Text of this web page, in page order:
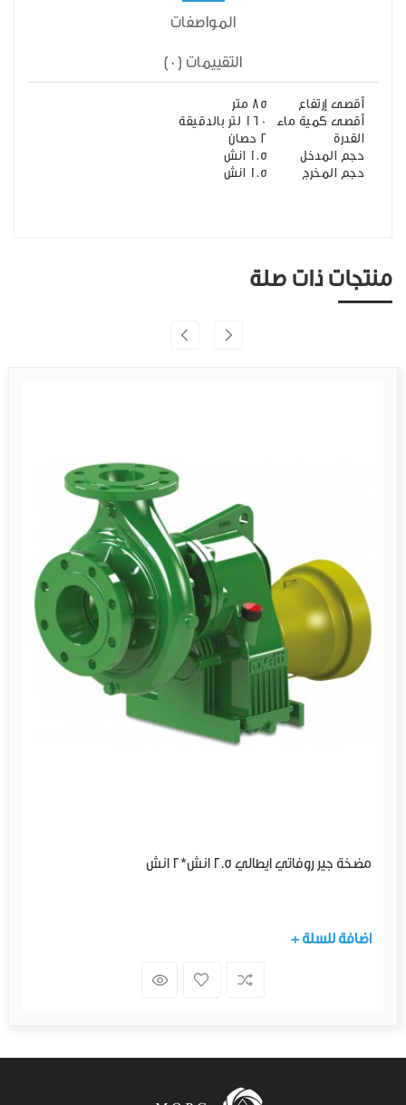
المواصفات
التقييمات (0)
أقصى إرتفاع
85 متر
أقصى كمية ماء
160 لتر بالدقيقة
القدرة
2 حصان
حجم المدخل
1.5 انش
حجم المخرج
1.5 انش
منتجات ذات صلة
مضخة جير روفاتي ايطالي 2.5 انش*2 انش
+ اضافة للسلة